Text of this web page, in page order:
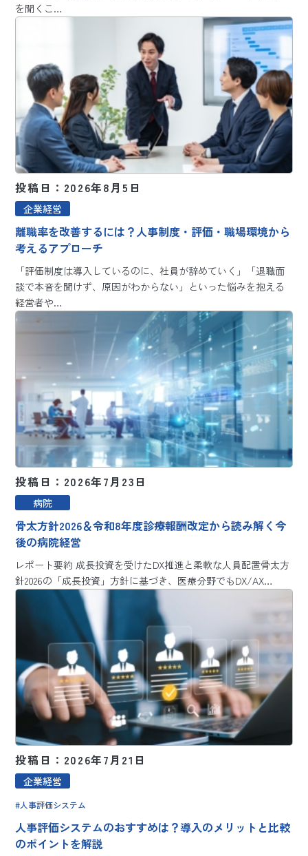
を聞くこ…
投稿日：2026年8月5日
企業経営
離職率を改善するには？人事制度・評価・職場環境から
考えるアプローチ
「評価制度は導入しているのに、社員が辞めていく」「退職面
談で本音を聞けず、原因がわからない」といった悩みを抱える
経営者や…
投稿日：2026年7月23日
病院
骨太方針2026＆令和8年度診療報酬改定から読み解く今
後の病院経営
レポート要約 成長投資を受けたDX推進と柔軟な人員配置骨太方
針2026の「成長投資」方針に基づき、医療分野でもDX/AX…
投稿日：2026年7月21日
企業経営
人事評価システム
人事評価システムのおすすめは？導入のメリットと比較
のポイントを解説